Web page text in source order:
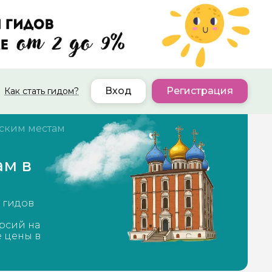
Как стать гидом? Вход Регистрация
местам
в
гидов
на
цены в